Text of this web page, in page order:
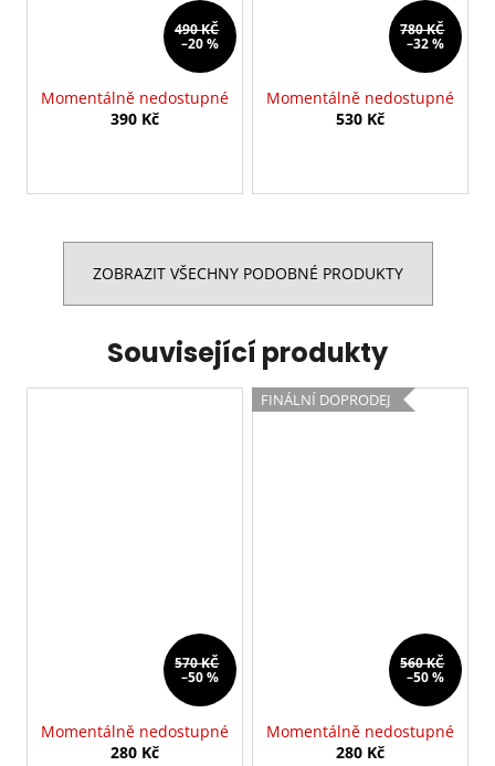
490 KČ
–20 %
Momentálně nedostupné
390 Kč
780 KČ
–32 %
Momentálně nedostupné
530 Kč
ZOBRAZIT VŠECHNY PODOBNÉ PRODUKTY
Související produkty
570 KČ
–50 %
Momentálně nedostupné
280 Kč
FINÁLNÍ DOPRODEJ
560 KČ
–50 %
Momentálně nedostupné
280 Kč